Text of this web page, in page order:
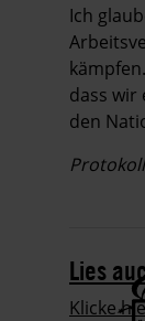
Ich
dass wir
den
Lies
Klicke